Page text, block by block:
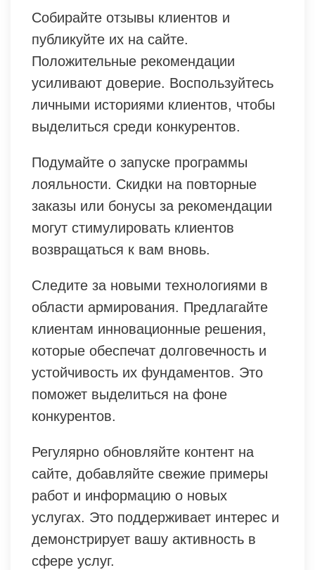
Собирайте отзывы клиентов и
публикуйте их на сайте.
Положительные рекомендации
усиливают доверие. Воспользуйтесь
личными историями клиентов, чтобы
выделиться среди конкурентов.
Подумайте о запуске программы
лояльности. Скидки на повторные
заказы или бонусы за рекомендации
могут стимулировать клиентов
возвращаться к вам вновь.
Следите за новыми технологиями в
области армирования. Предлагайте
клиентам инновационные решения,
которые обеспечат долговечность и
устойчивость их фундаментов. Это
поможет выделиться на фоне
конкурентов.
Регулярно обновляйте контент на
сайте, добавляйте свежие примеры
работ и информацию о новых
услугах. Это поддерживает интерес и
демонстрирует вашу активность в
сфере услуг.